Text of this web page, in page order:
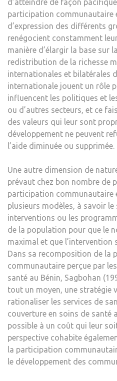
d’atteindre de façon
participation communautaire
d’expression des différents
renégocient constamment
manière d’élargir la base sur
redistribution de la richesse
internationales et bilatérales
internationale jouent un rôle
influencent les politiques et
ou d’autres secteurs, et ce
des valeurs qui leur sont
développement ne peuvent
l’aide diminuée ou supprimée.
Une autre dimension de
prévaut chez bon nombre de
participation communautaire
plusieurs modèles, à savoir le
interventions ou les
de la population pour que le
maximal et que l’intervention
Dans sa recomposition de la
communautaire perçue par
santé au Bénin, Sagbohan
tout un moyen, une stratégie
rationaliser les services de
couverture en soins de santé
possible à un coût qui leur
perspective cohabite
la participation
le développement des